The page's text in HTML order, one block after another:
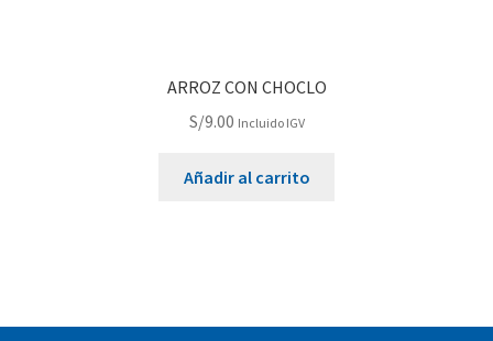
ARROZ CON CHOCLO
S/9.00 Incluido IGV
Añadir al carrito